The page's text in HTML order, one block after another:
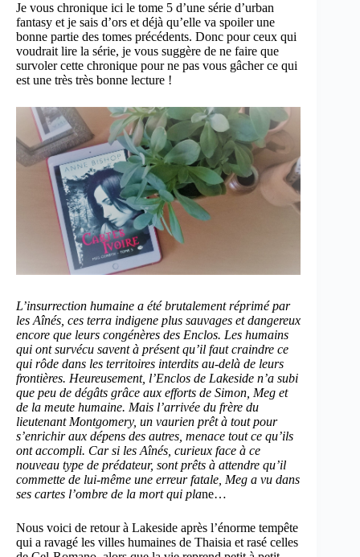
Je vous chronique ici le tome 5 d’une série d’urban
fantasy et je sais d’ors et déjà qu’elle va spoiler une
bonne partie des tomes précédents. Donc pour ceux qui
voudrait lire la série, je vous suggère de ne faire que
survoler cette chronique pour ne pas vous gâcher ce qui
est une très très bonne lecture !
L’insurrection humaine a été brutalement réprimé par
les Aînés, ces terra indigene plus sauvages et dangereux
encore que leurs congénères des Enclos. Les humains
qui ont survécu savent à présent qu’il faut craindre ce
qui rôde dans les territoires interdits au-delà de leurs
frontières. Heureusement, l’Enclos de Lakeside n’a subi
que peu de dégâts grâce aux efforts de Simon, Meg et
de la meute humaine. Mais l’arrivée du frère du
lieutenant Montgomery, un vaurien prêt à tout pour
s’enrichir aux dépens des autres, menace tout ce qu’ils
ont accompli. Car si les Aînés, curieux face à ce
nouveau type de prédateur, sont prêts à attendre qu’il
commette de lui-même une erreur fatale, Meg a vu dans
ses cartes l’ombre de la mort qui plane…
Nous voici de retour à Lakeside après l’énorme tempête
qui a ravagé les villes humaines de Thaisia et rasé celles